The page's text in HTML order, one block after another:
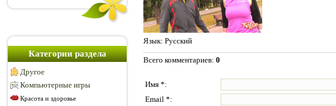
Категории раздела
Другое
Компьютерные игры
Красота и здоровье
Язык: Русский
Всего комментариев: 0
Имя *:
Email *: